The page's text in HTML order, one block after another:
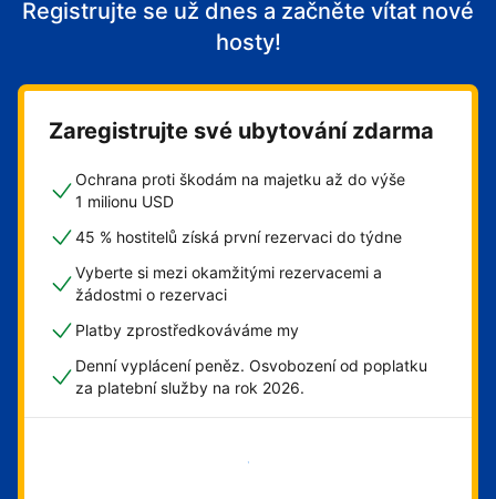
Registrujte se už dnes a začněte vítat nové
hosty!
Zaregistrujte své ubytování zdarma
Ochrana proti škodám na majetku až do výše
1 milionu USD
45 % hostitelů získá první rezervaci do týdne
Vyberte si mezi okamžitými rezervacemi a
žádostmi o rezervaci
Platby zprostředkováváme my
Denní vyplácení peněz. Osvobození od poplatku
za platební služby na rok 2026.
Začít hned